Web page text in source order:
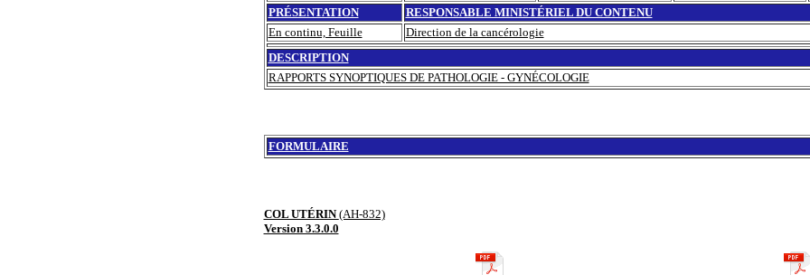
PRÉSENTATION
RESPONSABLE MINISTÉRIEL DU CONTENU
En continu, Feuille
Direction de la cancérologie
DESCRIPTION
RAPPORTS SYNOPTIQUES DE PATHOLOGIE - GYNÉCOLOGIE
FORMULAIRE
COL UTÉRIN(AH-832)
Version 3.3.0.0